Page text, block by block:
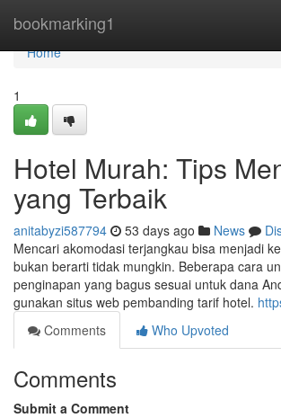
bookmarking1
Home
Home
1
Hotel Murah: Tips
yang Terbaik
anitabyzi587794 53 days ago News
Mencari akomodasi terjangkau bisa menjadi
bukan berarti tidak mungkin. Beberapa cara
penginapan yang bagus sesuai untuk dana
gunakan situs web pembanding tarif hotel.
Comments
Who Upvoted
Comments
Submit a Comment